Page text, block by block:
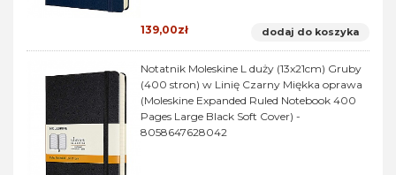
139,00zł dodaj do koszyka
Notatnik Moleskine L duży (13x21cm) Gruby
(400 stron) w Linię Czarny Miękka oprawa
(Moleskine Expanded Ruled Notebook 400
Pages Large Black Soft Cover) -
8058647628042